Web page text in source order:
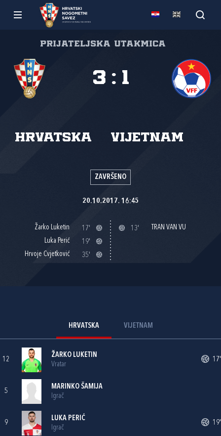
Prijateljska utakmica
Hrvatska Vijetnam
3 : 1
ZAVRŠENO
20.10.2017. 16:45
Žarko Luketin
17'
Luka Perić
19'
Hrvoje Cvjetković
35'
13' TRAN VAN VU
HRVATSKA VIJETNAM
12
ŽARKO LUKETIN
Vratar
17'
5
MARINKO ŠAMIJA
Igrač
9
LUKA PERIĆ
Igrač
19'